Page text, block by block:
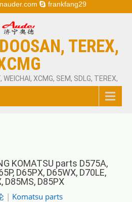
frankfang29
TEREX,
XCMG, SEM, SDLG, TEREX,
KOMATSU parts D575A,
D65PX, D65WX, D70LE,
D85MS, D85PX
| Komatsu parts